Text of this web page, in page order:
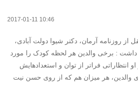
2017-01-11 10:46
از روزنامه آرمان، دکتر شیوا دولت آبادی،
داشت : برخی والدین هر لحظه کودک را مورد
انتظاراتی فراتر از توان و استعداد‌هایش
والدین، هر میزان هم که از روی حسن نیت